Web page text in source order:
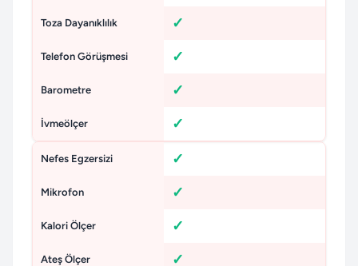
Toza Dayanıklılık
Telefon Görüşmesi
Barometre
İvmeölçer
Nefes Egzersizi
Mikrofon
Kalori Ölçer
Ateş Ölçer